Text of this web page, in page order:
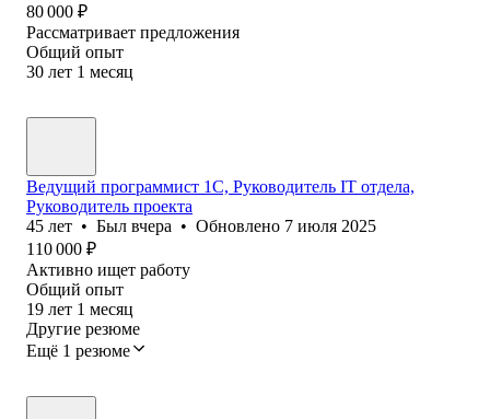
80 000 ₽
Рассматривает предложения
Общий опыт
30 лет 1 месяц
Ведущий программист 1С, Руководитель IT отдела,
Руководитель проекта
45 лет • Был вчера • Обновлено 7 июля 2025
110 000 ₽
Активно ищет работу
Общий опыт
19 лет 1 месяц
Другие резюме
Ещё 1 резюме